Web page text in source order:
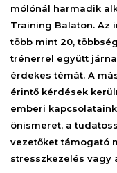
mólónál harmadik
Training Balaton. Az
több mint 20,
trénerrel együtt
érdekes témát. A
érintő kérdések
emberi
önismeret, a
vezetőket támogató
stresszkezelés vagy